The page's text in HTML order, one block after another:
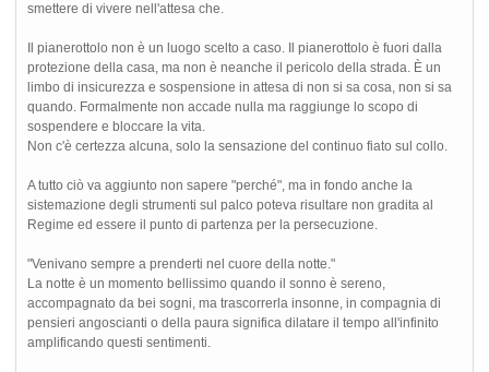
smettere di vivere nell'attesa che.
Il pianerottolo non è un luogo scelto a caso. Il pianerottolo è fuori dalla
protezione della casa, ma non è neanche il pericolo della strada. È un
limbo di insicurezza e sospensione in attesa di non si sa cosa, non si sa
quando. Formalmente non accade nulla ma raggiunge lo scopo di
sospendere e bloccare la vita.
Non c'è certezza alcuna, solo la sensazione del continuo fiato sul collo.
A tutto ciò va aggiunto non sapere "perché", ma in fondo anche la
sistemazione degli strumenti sul palco poteva risultare non gradita al
Regime ed essere il punto di partenza per la persecuzione.
"Venivano sempre a prenderti nel cuore della notte."
La notte è un momento bellissimo quando il sonno è sereno,
accompagnato da bei sogni, ma trascorrerla insonne, in compagnia di
pensieri angoscianti o della paura significa dilatare il tempo all'infinito
amplificando questi sentimenti.